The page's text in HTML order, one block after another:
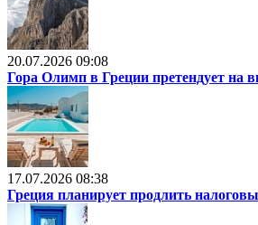
20.07.2026 09:08
Гора Олимп в Греции претендует
17.07.2026 08:38
Греция планирует продлить